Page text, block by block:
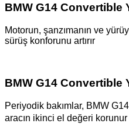
BMW G14 Convertible
Motorun, şanzımanın ve
sürüş konforunu artırır
BMW G14 Convertible
Periyodik bakımlar, BMW
aracın ikinci el değeri